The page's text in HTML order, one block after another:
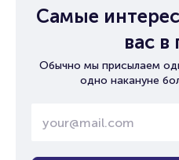
Самые
вас в
Обычно мы присылаем
одно накануне